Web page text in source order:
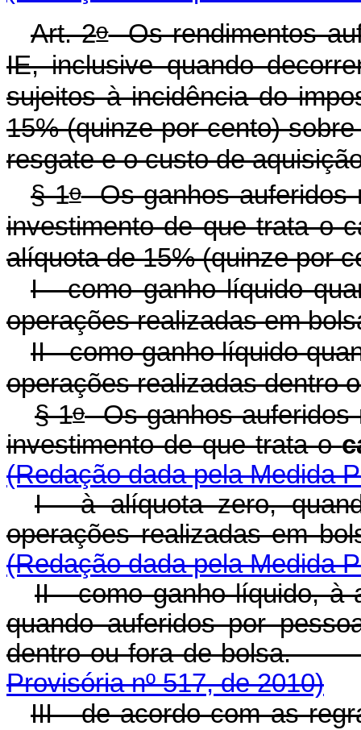
Art. 2oOs rendimentos
IE, inclusive quando
sujeitos à incidência do
15% (quinze por cento)
resgate e o custo de
§ 1oOs ganhos auferidos
investimento de que trata o
alíquota de 15% (quinze por
I - como ganho líquido
operações realizadas em
II - como ganho líquido
operações realizadas dentro
§ 1oOs ganhos auferidos
investimento de que trata o
(Redação dada pela Medida
I - à alíquota zero,
operações
(Redação dada pela Medida
II - como ganho líquido, à
quando auferidos por
dentro ou fora de
Provisória nº 517, de 2010)
III - de acordo com as